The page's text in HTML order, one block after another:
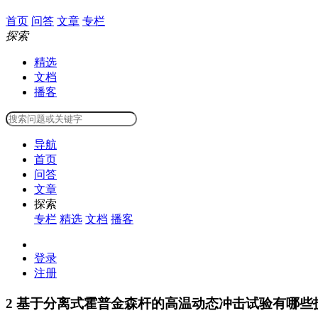
首页 问答 文章 专栏
探索
精选
文档
播客
导航
首页
问答
文章
探索
专栏 精选 文档 播客
登录
注册
2 基于分离式霍普金森杆的高温动态冲击试验有哪些